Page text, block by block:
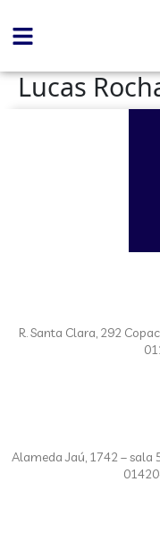
Lucas
R. Santa Clara, 292
Alameda Jaú, 1742 – sala